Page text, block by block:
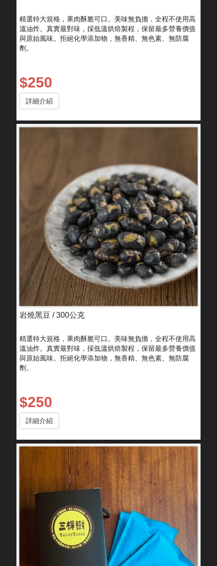
精選特大規格，果肉酥脆可口。美味無負擔，全程不使用高
溫油炸。真實最對味，採低溫烘焙製程，保留最多營養價值
與原始風味。拒絕化學添加物，無香精、無色素、無防腐
劑。
$250
詳細介紹
岩燒黑豆 / 300公克
精選特大規格，果肉酥脆可口。美味無負擔，全程不使用高
溫油炸。真實最對味，採低溫烘焙製程，保留最多營養價值
與原始風味。拒絕化學添加物，無香精、無色素、無防腐
劑。
$250
詳細介紹